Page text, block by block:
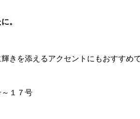
。
きを添えるアクセントにもおすすめ
１７号